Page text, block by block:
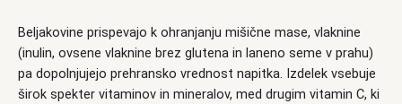
Beljakovine prispevajo k ohranjanju mišične mase, vlaknine
(inulin, ovsene vlaknine brez glutena in laneno seme v prahu)
pa dopolnjujejo prehransko vrednost napitka. Izdelek vsebuje
širok spekter vitaminov in mineralov, med drugim vitamin C, ki